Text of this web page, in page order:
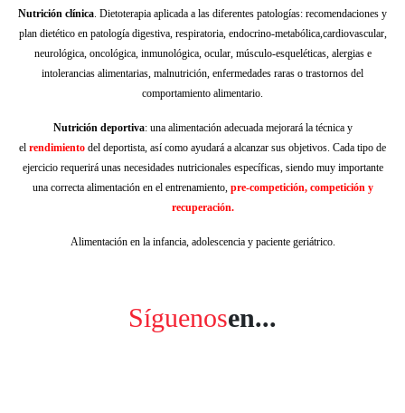
Nutrición clínica. Dietoterapia aplicada a las diferentes patologías: recomendaciones y
plan dietético en patología digestiva, respiratoria, endocrino-metabólica,cardiovascular,
neurológica, oncológica, inmunológica, ocular, músculo-esqueléticas, alergias e
intolerancias alimentarias, malnutrición, enfermedades raras o trastornos del
comportamiento alimentario.
Nutrición deportiva: una alimentación adecuada mejorará la técnica y
el rendimiento del deportista, así como ayudará a alcanzar sus objetivos. Cada tipo de
ejercicio requerirá unas necesidades nutricionales específicas, siendo muy importante
una correcta alimentación en el entrenamiento, pre-competición, competición y
recuperación.
Alimentación en la infancia, adolescencia y paciente geriátrico.
Síguenosen...